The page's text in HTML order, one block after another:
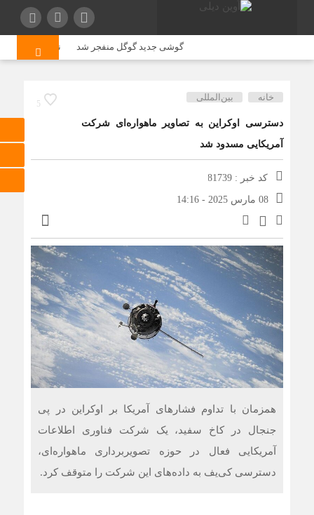
گوشی جدید گوگل منفجر شد نرخ گندم
5
خانه بین‌المللی
دسترسی اوکراین به تصاویر ماهواره‌ای شرکت
آمریکایی مسدود شد
کد خبر : 81739
08 مارس 2025 - 14:16
همزمان با تداوم فشارهای آمریکا بر اوکراین در پی
جنجال در کاخ سفید، یک شرکت فناوری اطلاعات
آمریکایی فعال در حوزه تصویربرداری ماهواره‌ای،
دسترسی کی‌یف به داده‌های این شرکت را متوقف کرد.